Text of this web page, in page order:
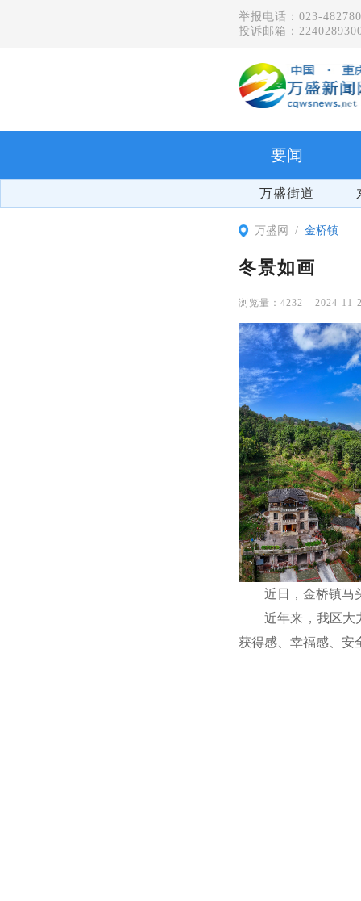
举报电话：023-
投诉邮箱：
要闻
万盛街道
万盛网 金桥镇
冬景如画
4232 2024-11-
近日，金桥镇马
近年来，我区大
获得感、幸福感、
学习贯彻党的二十届四中全会精神